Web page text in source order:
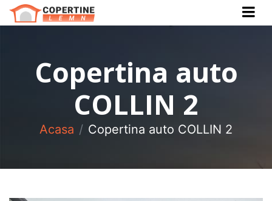
Cauta Produs
Cauta
Copertina auto
COLLIN 2
Acasa Copertina auto COLLIN 2